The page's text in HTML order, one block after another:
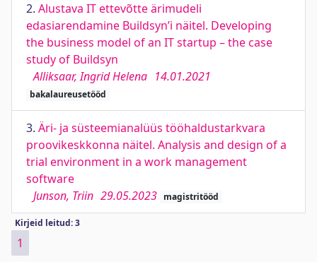
2. Alustava IT ettevõtte ärimudeli
edasiarendamine Buildsyn’i näitel. Developing
the business model of an IT startup – the case
study of Buildsyn
Alliksaar, Ingrid Helena 14.01.2021
bakalaureusetööd
3. Äri- ja süsteemianalüüs tööhaldustarkvara
proovikeskkonna näitel. Analysis and design of a
trial environment in a work management
software
Junson, Triin 29.05.2023 magistritööd
Kirjeid leitud: 3
1